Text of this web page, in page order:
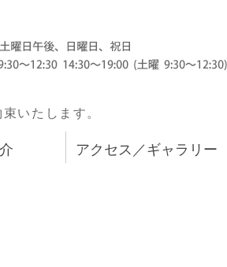
ら歯科
いたします。
アクセス／ギャラリー